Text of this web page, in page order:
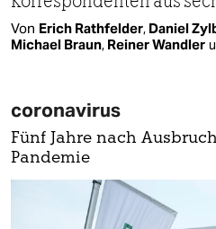
Von Erich Rathfelder, Daniel
Michael Braun, Reiner Wandler
coronavirus
Fünf Jahre nach
Pandemie